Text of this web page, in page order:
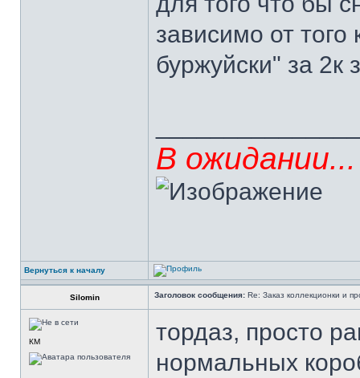
зависимо от
буржуйски" за 2к
В ожидании...
Вернуться к началу
Silomin Заголовок сообщения: Re: Заказ коллекционки и
КМ
тордаз, просто
нормальных